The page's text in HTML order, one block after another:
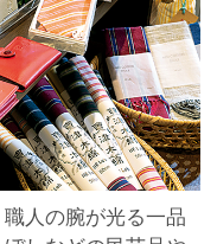
人の腕が光る一品